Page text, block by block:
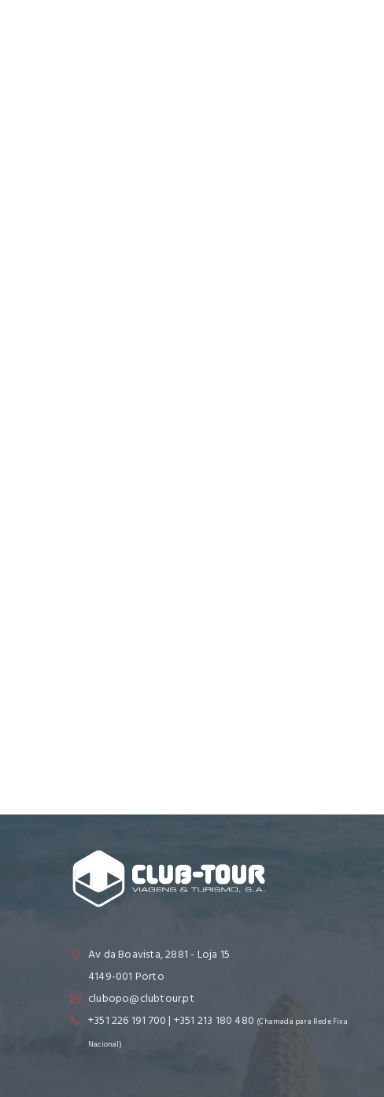
Av da Boavista, 2881 - Loja 15
4149-001 Porto
clubopo@clubtour.pt
+351 226 191 700 | +351 213 180 480 (Chamada para Rede Fixa
Nacional)